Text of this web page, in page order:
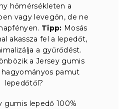
hőmérsékleten a
vagy levegőn, de ne
Tipp: Mosás
akassza fel a lepedőt,
a gyűrődést.
a Jersey gumis
hagyományos pamut
lepedőtől?
gumis lepedő 100%